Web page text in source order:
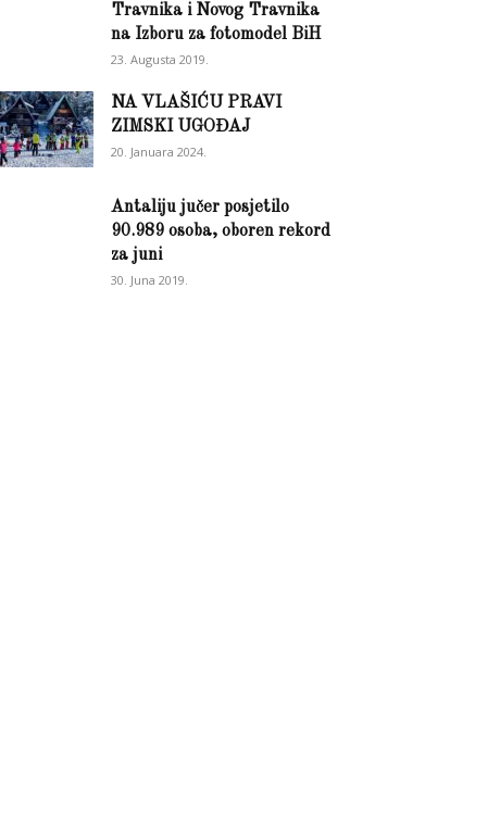
Travnika i Novog Travnika
na Izboru za fotomodel BiH
23. Augusta 2019.
NA VLAŠIĆU PRAVI
ZIMSKI UGOĐAJ
20. Januara 2024.
Antaliju jučer posjetilo
90.989 osoba, oboren rekord
za juni
30. Juna 2019.